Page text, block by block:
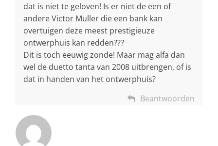
dat is niet te geloven! Is er niet de een of
andere Victor Muller die een bank kan
overtuigen deze meest prestigieuze
ontwerphuis kan redden???
Dit is toch eeuwig zonde! Maar mag alfa dan
wel de duetto tanta van 2008 uitbrengen, of is
dat in handen van het ontwerphuis?
Beantwoorden